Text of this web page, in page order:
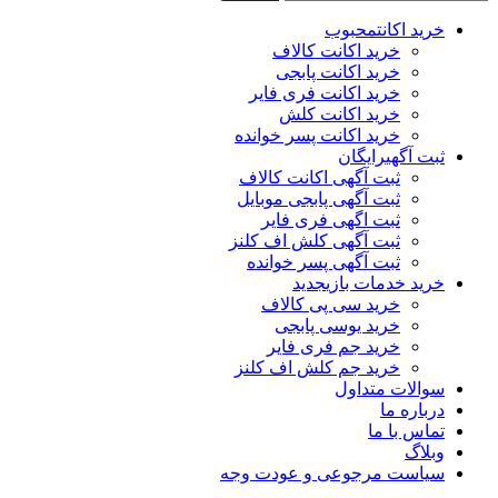
خرید اکانتمحبوب
خرید اکانت کالاف
خرید اکانت پابجی
خرید اکانت فری فایر
خرید اکانت کلش
خرید اکانت پسر خوانده
ثبت آگهیرایگان
ثبت آگهی اکانت کالاف
ثبت آگهی پابجی موبایل
ثبت اگهی فری فایر
ثبت آگهی کلش اف کلنز
ثبت آگهی پسر خوانده
خرید خدمات بازیجدید
خرید سی پی کالاف
خرید یوسی پابجی
خرید جم فری فایر
خرید جم کلش اف کلنز
سوالات متداول
درباره ما
تماس با ما
وبلاگ
سیاست مرجوعی و عودت وجه